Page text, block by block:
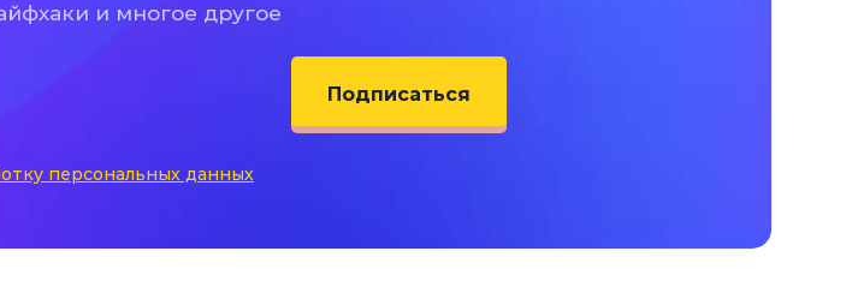
и многое другое
Подписаться
персональных данных